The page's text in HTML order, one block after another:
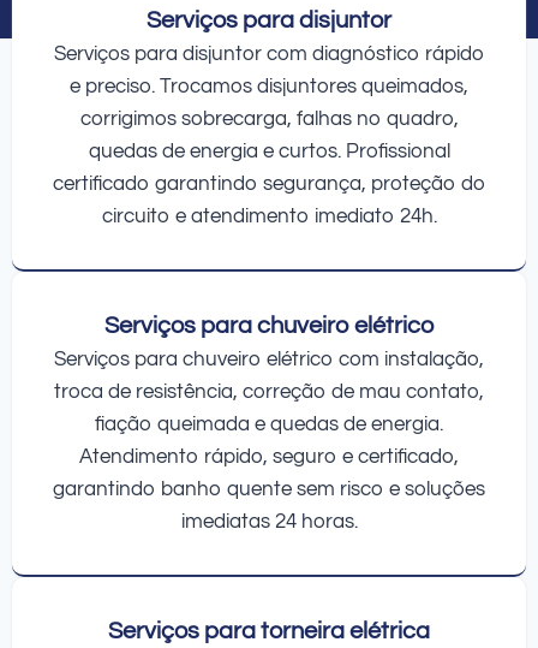
Serviços para disjuntor
Serviços para disjuntor com diagnóstico rápido
e preciso. Trocamos disjuntores queimados,
corrigimos sobrecarga, falhas no quadro,
quedas de energia e curtos. Profissional
certificado garantindo segurança, proteção do
circuito e atendimento imediato 24h.
Serviços para chuveiro elétrico
Serviços para chuveiro elétrico com instalação,
troca de resistência, correção de mau contato,
fiação queimada e quedas de energia.
Atendimento rápido, seguro e certificado,
garantindo banho quente sem risco e soluções
imediatas 24 horas.
Serviços para torneira elétrica